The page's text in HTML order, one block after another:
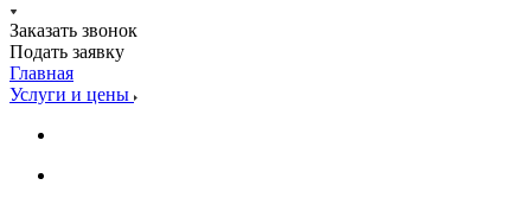
Заказать звонок
Подать заявку
Главная
Услуги и цены